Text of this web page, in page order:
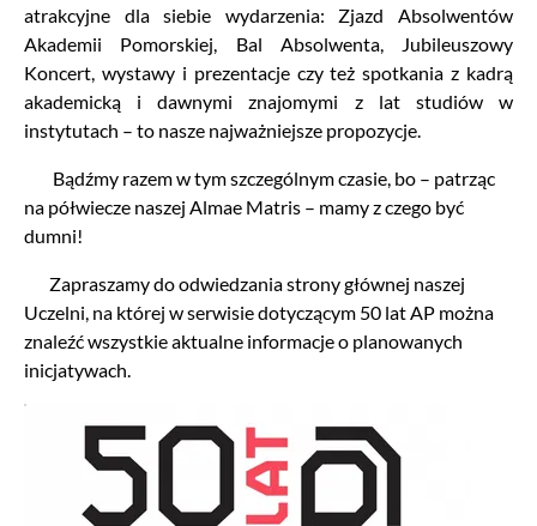
atrakcyjne dla siebie wydarzenia: Zjazd Absolwentów
Akademii Pomorskiej, Bal Absolwenta, Jubileuszowy
Koncert, wystawy i prezentacje czy też spotkania z kadrą
akademicką i dawnymi znajomymi z lat studiów w
instytutach – to nasze najważniejsze propozycje.
Bądźmy razem w tym szczególnym czasie, bo – patrząc
na półwiecze naszej Almae Matris – mamy z czego być
dumni!
Zapraszamy do odwiedzania strony głównej naszej
Uczelni, na której w serwisie dotyczącym 50 lat AP można
znaleźć wszystkie aktualne informacje o planowanych
inicjatywach.